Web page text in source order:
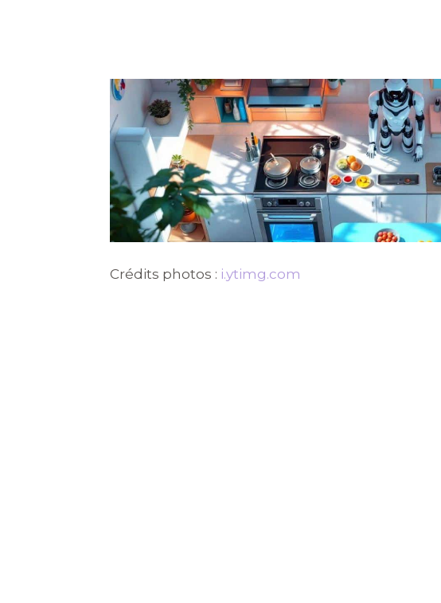
Crédits photos : i.ytimg.com